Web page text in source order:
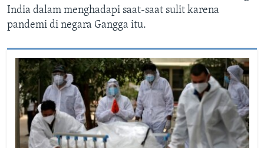
India dalam menghadapi saat-saat sulit karena
pandemi di negara Gangga itu.